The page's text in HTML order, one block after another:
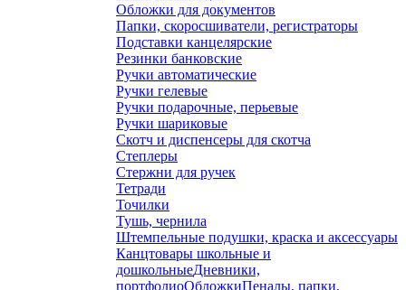
Обложки для документов
Папки, скоросшиватели, регистраторы
Подставки канцелярские
Резинки банковские
Ручки автоматические
Ручки гелевые
Ручки подарочные, перьевые
Ручки шариковые
Скотч и диспенсеры для скотча
Степлеры
Стержни для ручек
Тетради
Точилки
Тушь, чернила
Штемпельные подушки, краска и аксессуары
Канцтовары школьные и
дошкольныеДневники,
портфолиоОбложкиПеналы, папки,